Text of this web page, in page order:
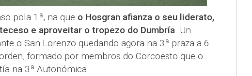
pola 1ª, na que o Hosgran afianza o seu liderato,
e aproveitar o tropezo do Dumbría. Un
o San Lorenzo quedando agora na 3ª praza a 6
formado por membros do Corcoesto que o
na 3ª Autonómica.